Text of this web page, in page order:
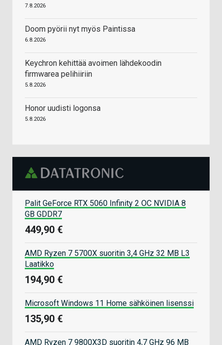
7.8.2026
Doom pyörii nyt myös Paintissa
6.8.2026
Keychron kehittää avoimen lähdekoodin
firmwarea pelihiiriin
5.8.2026
Honor uudisti logonsa
5.8.2026
Palit GeForce RTX 5060 Infinity 2 OC NVIDIA 8
GB GDDR7
449,90 €
AMD Ryzen 7 5700X suoritin 3,4 GHz 32 MB L3
Laatikko
194,90 €
Microsoft Windows 11 Home sähköinen lisenssi
135,90 €
AMD Ryzen 7 9800X3D suoritin 4,7 GHz 96 MB